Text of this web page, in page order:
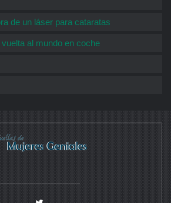
de un láser para cataratas
al mundo en coche